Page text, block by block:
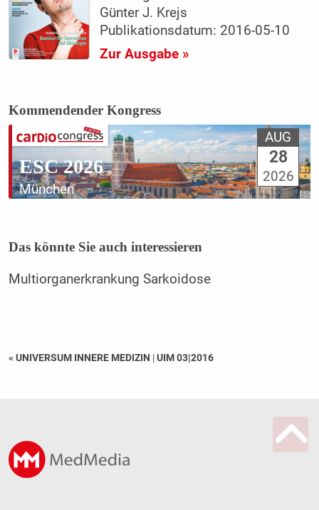
Günter J. Krejs
Publikationsdatum: 2016-05-10
Zur Ausgabe »
Kommendender Kongress
ESC 2026
München
AUG
28
2026
Das könnte Sie auch interessieren
Multiorganerkrankung Sarkoidose
« UNIVERSUM INNERE MEDIZIN |UIM 03|2016